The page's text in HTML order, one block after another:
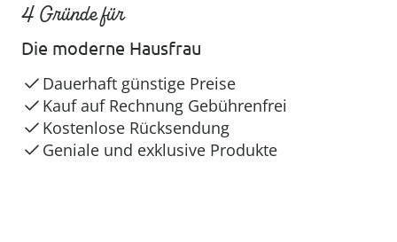
4 Gründe für
Die moderne Hausfrau
Dauerhaft günstige Preise
Kauf auf Rechnung Gebührenfrei
Kostenlose Rücksendung
Geniale und exklusive Produkte